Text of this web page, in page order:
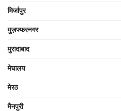
मिर्जापुर
मुज़फ्फरनगर
मुरादाबाद
मेघालय
मेरठ
मैनपुरी